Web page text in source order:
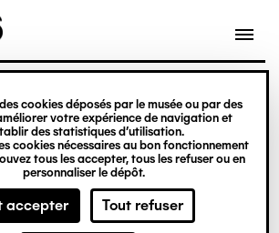
cookies déposés par le musée ou par des
votre expérience de navigation et
des statistiques d’utilisation.
cookies nécessaires au bon fonctionnement
tous les accepter, tous les refuser ou en
personnaliser le dépôt.
accepter Tout refuser